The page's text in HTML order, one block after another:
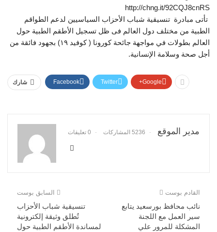
http://chng.it/92CQJ8cnRS
تأتى مبادرة تنسيقية شباب الأحزاب السياسيين لدعم الطواقم
الطبية من مختلف دول العالم فى ظل تسجيل الأطقم الطبية حول
العالم بطولات في مواجهة جائحة كورونا ( كوفيد ١٩) بجهود فائقة من
أجل صحة وسلامة الإنسانية.
شارك Facebook Twitter Google+
مدير الموقع 5236 المشاركات 0 تعليقات
السابق بوست
تنسيقية شباب الأحزاب
تُطلق وثيقة إلكترونية
لمساندة الأطقم الطبية حول
القادم بوست
نائب محافظ بورسعيد يتابع
سير العمل مع اللجنة
المشكلة للمرور علي